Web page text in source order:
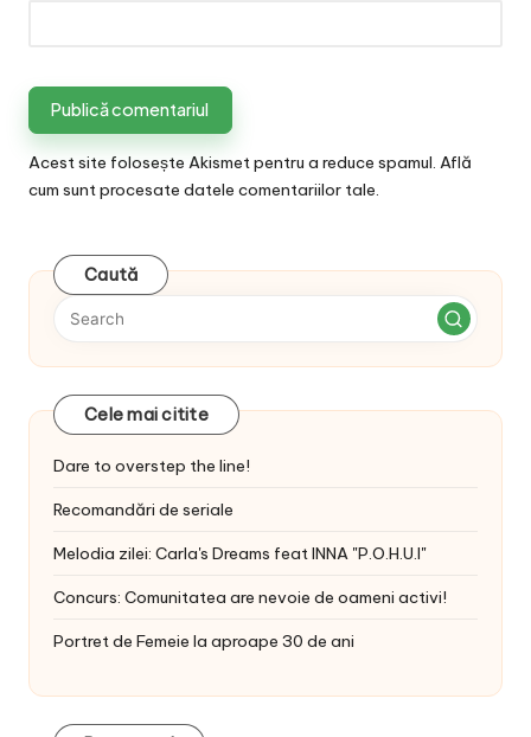
Acest site folosește Akismet pentru a reduce spamul. Află
cum sunt procesate datele comentariilor tale.
Caută
Cele mai citite
Dare to overstep the line!
Recomandări de seriale
Melodia zilei: Carla's Dreams feat INNA "P.O.H.U.I"
Concurs: Comunitatea are nevoie de oameni activi!
Portret de Femeie la aproape 30 de ani